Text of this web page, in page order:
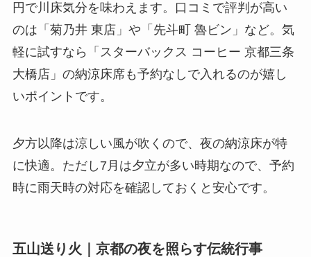
円で川床気分を味わえます。口コミで評判が高い
のは「菊乃井 東店」や「先斗町 魯ビン」など。気
軽に試すなら「スターバックス コーヒー 京都三条
大橋店」の納涼床席も予約なしで入れるのが嬉し
いポイントです。
夕方以降は涼しい風が吹くので、夜の納涼床が特
に快適。ただし7月は夕立が多い時期なので、予約
時に雨天時の対応を確認しておくと安心です。
五山送り火｜京都の夜を照らす伝統行事